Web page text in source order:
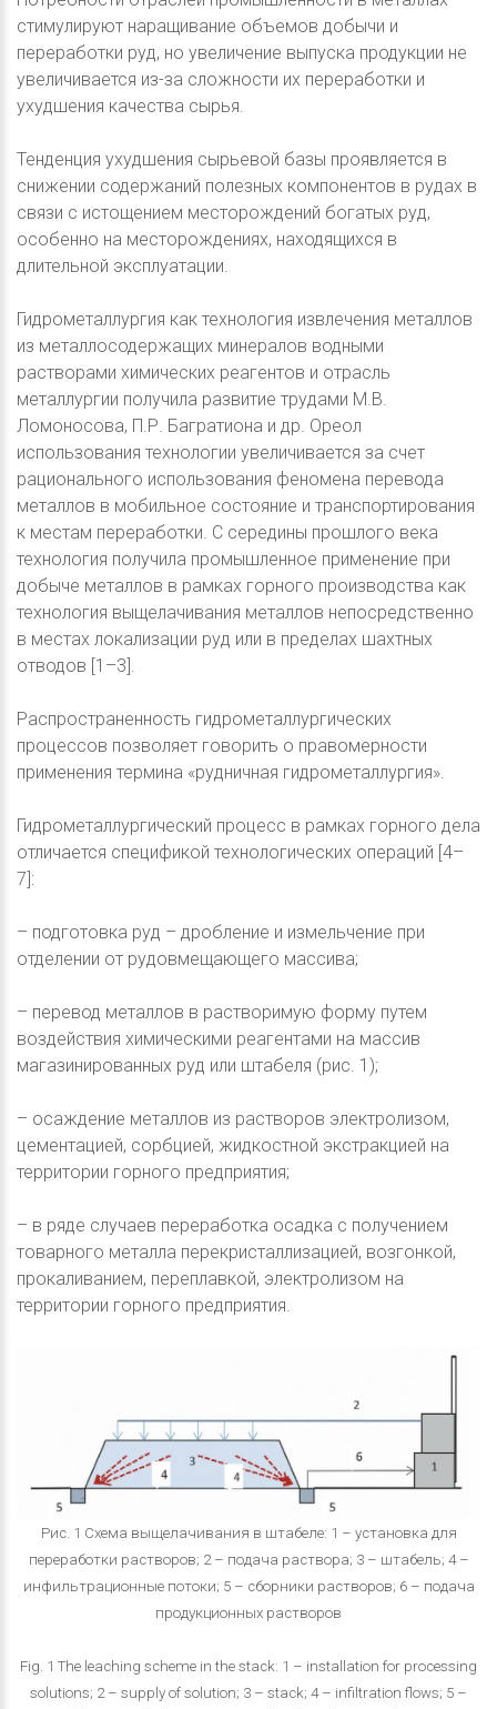
стимулируют наращивание объемов добычи и
переработки руд, но увеличение выпуска продукции не
увеличивается из-за сложности их переработки и
ухудшения качества сырья.
Тенденция ухудшения сырьевой базы проявляется в
снижении содержаний полезных компонентов в рудах в
связи с истощением месторождений богатых руд,
особенно на месторождениях, находящихся в
длительной эксплуатации.
Гидрометаллургия как технология извлечения металлов
из металлосодержащих минералов водными
растворами химических реагентов и отрасль
металлургии получила развитие трудами М.В.
Ломоносова, П.Р. Багратиона и др. Ореол
использования технологии увеличивается за счет
рационального использования феномена перевода
металлов в мобильное состояние и транспортирования
к местам переработки. С середины прошлого века
технология получила промышленное применение при
добыче металлов в рамках горного производства как
технология выщелачивания металлов непосредственно
в местах локализации руд или в пределах шахтных
отводов [1–3].
Распространенность гидрометаллургических
процессов позволяет говорить о правомерности
применения термина «рудничная гидрометаллургия».
Гидрометаллургический процесс в рамках горного дела
отличается спецификой технологических операций [4–
7]:
– подготовка руд – дробление и измельчение при
отделении от рудовмещающего массива;
– перевод металлов в растворимую форму путем
воздействия химическими реагентами на массив
магазинированных руд или штабеля (рис. 1);
– осаждение металлов из растворов электролизом,
цементацией, сорбцией, жидкостной экстракцией на
территории горного предприятия;
– в ряде случаев переработка осадка с получением
товарного металла перекристаллизацией, возгонкой,
прокаливанием, переплавкой, электролизом на
территории горного предприятия.
Рис. 1 Схема выщелачивания в штабеле: 1 – установка для
переработки растворов; 2 – подача раствора; 3 – штабель; 4 –
инфильтрационные потоки; 5 – сборники растворов; 6 – подача
продукционных растворов
Fig. 1 The leaching scheme in the stack: 1 – installation for processing
solutions; 2 – supply of solution; 3 – stack; 4 – infiltration flows; 5 –